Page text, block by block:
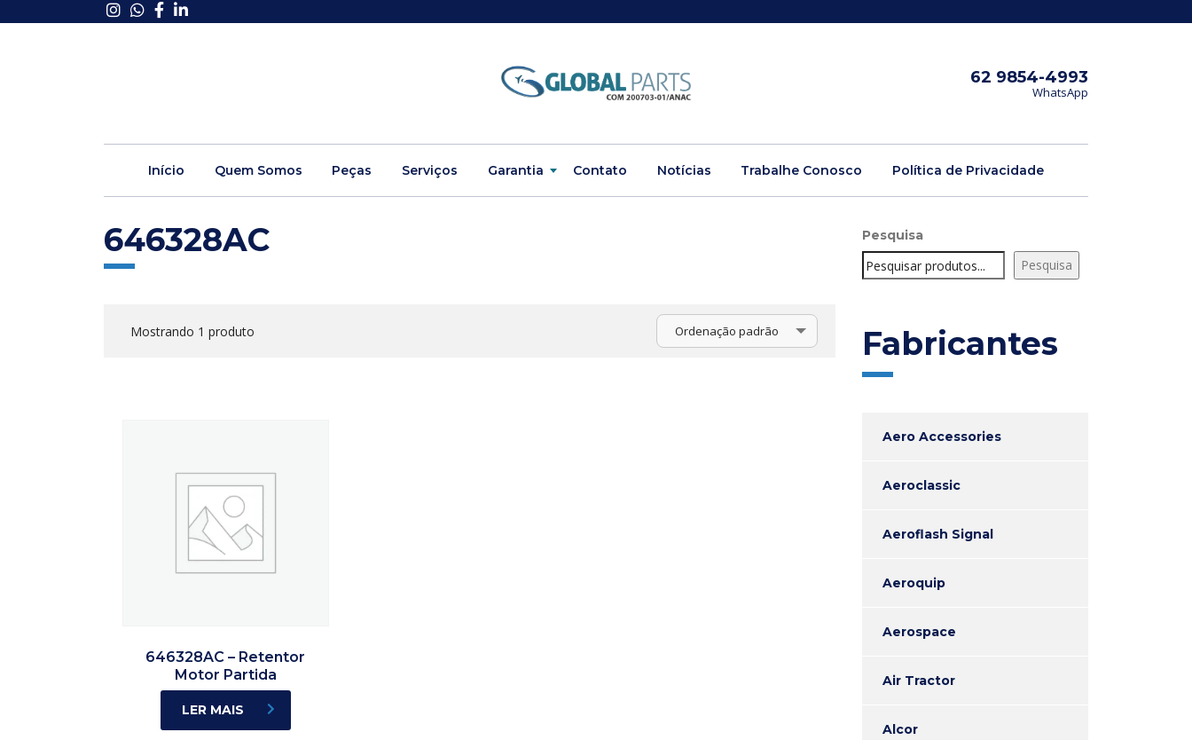
62 9854-4993
WhatsApp
Início Quem Somos Peças Serviços Garantia Contato Notícias Trabalhe Conosco Política de Privacidade
646328AC
Mostrando 1 produto Ordenação padrão
646328AC – Retentor
Motor Partida
LER MAIS
Pesquisa
Pesquisa
Fabricantes
Aero Accessories
Aeroclassic
Aeroflash Signal
Aeroquip
Aerospace
Air Tractor
Alcor